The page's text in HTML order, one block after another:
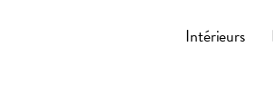
Intérieurs